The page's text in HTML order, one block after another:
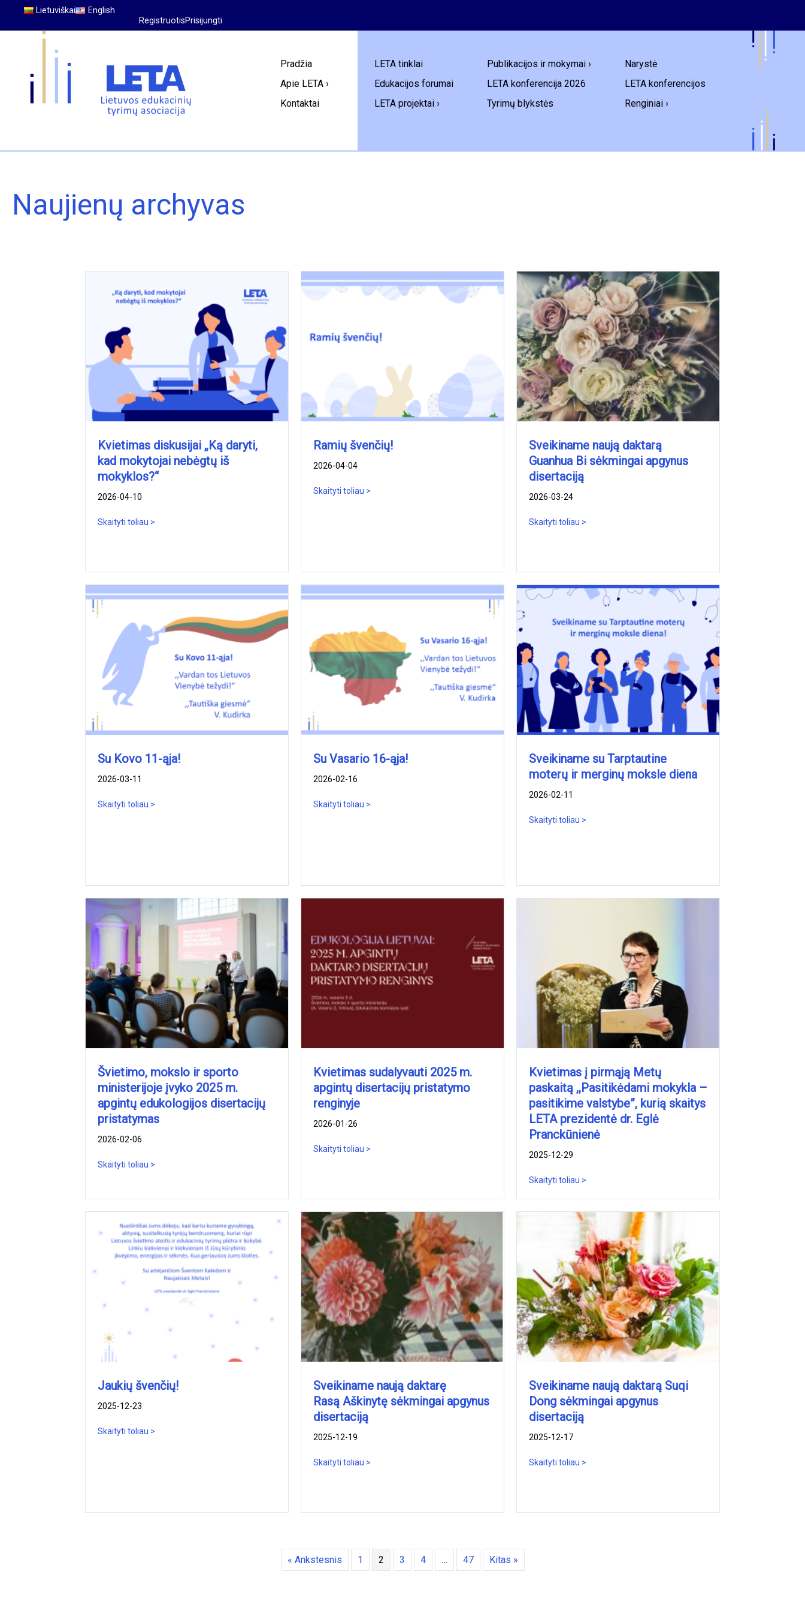
Lietuviškai
English
RegistruotisPrisijungti
Pradžia
Apie LETA ›
Kontaktai
LETA tinklai
Edukacijos forumai
LETA projektai ›
Publikacijos ir mokymai ›
LETA konferencija 2026
Tyrimų blykstės
Narystė
LETA konferencijos
Renginiai ›
Naujienų archyvas
Kvietimas diskusijai „Ką daryti,
kad mokytojai nebėgtų iš
mokyklos?“
2026-04-10
Skaityti toliau >
Ramių švenčių!
2026-04-04
Skaityti toliau >
Sveikiname naują daktarą
Guanhua Bi sėkmingai apgynus
disertaciją
2026-03-24
Skaityti toliau >
Su Kovo 11-ąja!
2026-03-11
Skaityti toliau >
Su Vasario 16-ąja!
2026-02-16
Skaityti toliau >
Sveikiname su Tarptautine
moterų ir merginų moksle diena
2026-02-11
Skaityti toliau >
Švietimo, mokslo ir sporto
ministerijoje įvyko 2025 m.
apgintų edukologijos disertacijų
pristatymas
2026-02-06
Skaityti toliau >
Kvietimas sudalyvauti 2025 m.
apgintų disertacijų pristatymo
renginyje
2026-01-26
Skaityti toliau >
Kvietimas į pirmąją Metų
paskaitą ,,Pasitikėdami mokykla –
pasitikime valstybe”, kurią skaitys
LETA prezidentė dr. Eglė
Pranckūnienė
2025-12-29
Skaityti toliau >
Jaukių švenčių!
2025-12-23
Skaityti toliau >
Sveikiname naują daktarę
Rasą Aškinytę sėkmingai apgynus
disertaciją
2025-12-19
Skaityti toliau >
Sveikiname naują daktarą Suqi
Dong sėkmingai apgynus
disertaciją
2025-12-17
Skaityti toliau >
« Ankstesnis 1 2 3 4 … 47 Kitas »